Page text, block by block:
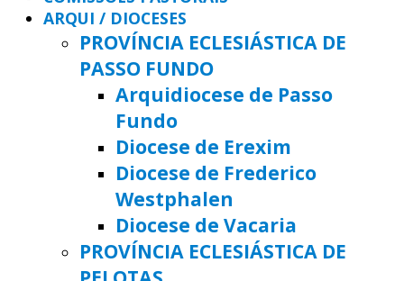
ARQUI / DIOCESES
PROVÍNCIA ECLESIÁSTICA DE
PASSO FUNDO
Arquidiocese de Passo
Fundo
Diocese de Erexim
Diocese de Frederico
Westphalen
Diocese de Vacaria
PROVÍNCIA ECLESIÁSTICA DE